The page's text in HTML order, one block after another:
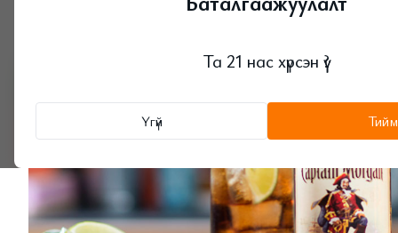
Та 21 нас хүрсэн үү?
Үгүй Тийм